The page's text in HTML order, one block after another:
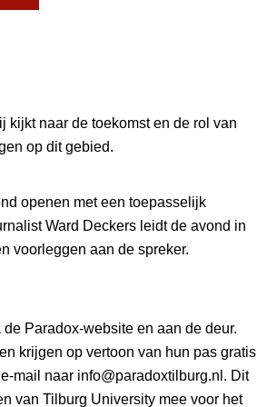
kijkt naar de toekomst en de rol van
op dit gebied.
openen met een toepasselijk
Ward Deckers leidt de avond in
voorleggen aan de spreker.
Paradox-website en aan de deur.
krijgen op vertoon van hun pas gratis
mail naar info@paradoxtilburg.nl . Dit
van Tilburg University mee voor het